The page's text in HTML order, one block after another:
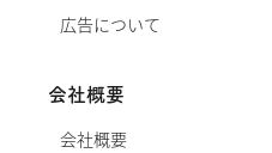
広告について
会社概要
会社概要